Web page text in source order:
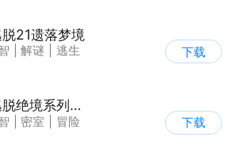
21遗落梦境
解谜
逃生
脱
下载
密室逃脱绝境系列3画仙奇缘
密室
冒险
脱
下载